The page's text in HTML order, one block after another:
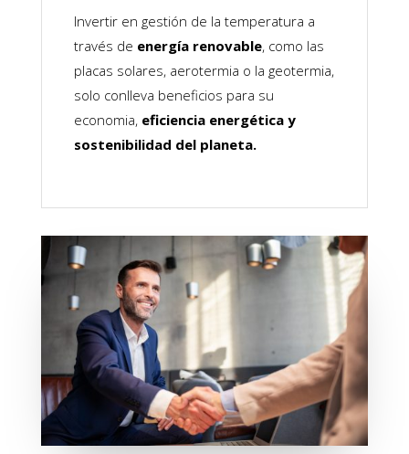
Invertir en gestión de la temperatura a
través de energía renovable, como las
placas solares, aerotermia o la geotermia,
solo conlleva beneficios para su
economia,eficiencia energética y
sostenibilidad del planeta.